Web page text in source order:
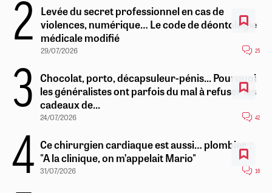
Levée du secret professionnel en cas de
violences, numérique… Le code de déontologie
médicale modifié
29/07/2026 25
Chocolat, porto, décapsuleur-pénis... Pourquoi
les généralistes ont parfois du mal à refuser les
cadeaux de...
24/07/2026 42
Ce chirurgien cardiaque est aussi… plombier :
"A la clinique, on m’appelait Mario"
31/07/2026 16